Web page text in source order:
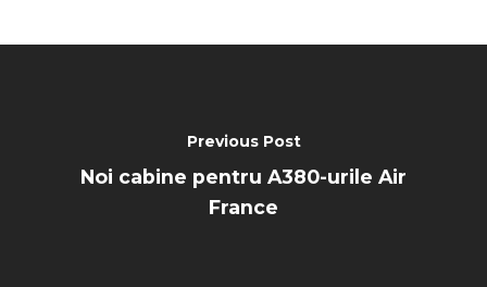
Previous Post
Noi cabine pentru A380-urile Air
France
Paris 2019